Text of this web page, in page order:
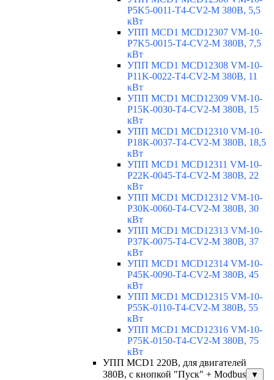
P5K5-0011-T4-CV2-M 380В, 5,5
кВт
УПП MCD1 MCD12307 VM-10-
P7K5-0015-T4-CV2-M 380В, 7,5
кВт
УПП MCD1 MCD12308 VM-10-
P11K-0022-T4-CV2-M 380В, 11
кВт
УПП MCD1 MCD12309 VM-10-
P15K-0030-T4-CV2-M 380В, 15
кВт
УПП MCD1 MCD12310 VM-10-
P18K-0037-T4-CV2-M 380В, 18,5
кВт
УПП MCD1 MCD12311 VM-10-
P22K-0045-T4-CV2-M 380В, 22
кВт
УПП MCD1 MCD12312 VM-10-
P30K-0060-T4-CV2-M 380В, 30
кВт
УПП MCD1 MCD12313 VM-10-
P37K-0075-T4-CV2-M 380В, 37
кВт
УПП MCD1 MCD12314 VM-10-
P45K-0090-T4-CV2-M 380В, 45
кВт
УПП MCD1 MCD12315 VM-10-
P55K-0110-T4-CV2-M 380В, 55
кВт
УПП MCD1 MCD12316 VM-10-
P75K-0150-T4-CV2-M 380В, 75
кВт
УПП MCD1 220В, для двигателей
380В, с кнопкой "Пуск" + Modbus
▼